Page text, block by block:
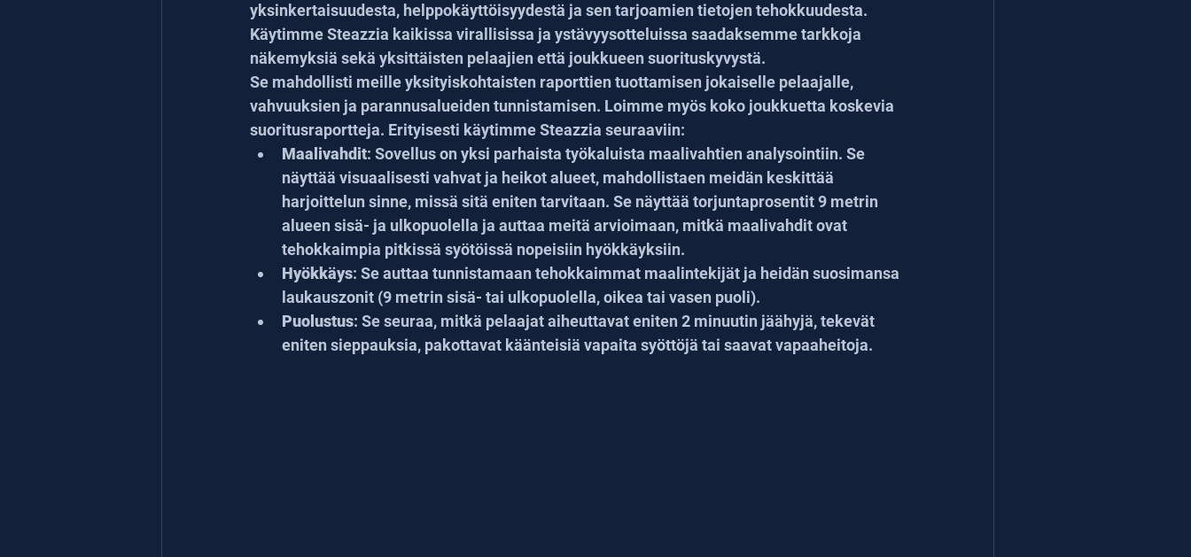
yksinkertaisuudesta, helppokäyttöisyydestä ja sen tarjoamien tietojen tehokkuudesta.
Käytimme Steazzia kaikissa virallisissa ja ystävyysotteluissa saadaksemme tarkkoja
näkemyksiä sekä yksittäisten pelaajien että joukkueen suorituskyvystä.
Se mahdollisti meille yksityiskohtaisten raporttien tuottamisen jokaiselle pelaajalle,
vahvuuksien ja parannusalueiden tunnistamisen. Loimme myös koko joukkuetta koskevia
suoritusraportteja. Erityisesti käytimme Steazzia seuraaviin:
Maalivahdit: Sovellus on yksi parhaista työkaluista maalivahtien analysointiin. Se
näyttää visuaalisesti vahvat ja heikot alueet, mahdollistaen meidän keskittää
harjoittelun sinne, missä sitä eniten tarvitaan. Se näyttää torjuntaprosentit 9 metrin
alueen sisä- ja ulkopuolella ja auttaa meitä arvioimaan, mitkä maalivahdit ovat
tehokkaimpia pitkissä syötöissä nopeisiin hyökkäyksiin.
Hyökkäys: Se auttaa tunnistamaan tehokkaimmat maalintekijät ja heidän suosimansa
laukauszonit (9 metrin sisä- tai ulkopuolella, oikea tai vasen puoli).
Puolustus: Se seuraa, mitkä pelaajat aiheuttavat eniten 2 minuutin jäähyjä, tekevät
eniten sieppauksia, pakottavat käänteisiä vapaita syöttöjä tai saavat vapaaheitoja.